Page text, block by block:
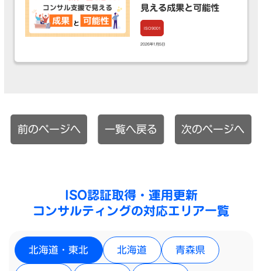
ISO9001
2026年1月5日
見える成果と可能性
前のページへ 一覧へ戻る 次のページへ
ISO認証取得・運用更新
コンサルティングの対応エリア一覧
北海道・東北 北海道 青森県